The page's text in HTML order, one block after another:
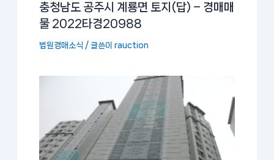
충청남도 공주시 계룡면 토지(답) – 경매매
물 2022타경20988
법원경매소식 / 글쓴이rauction